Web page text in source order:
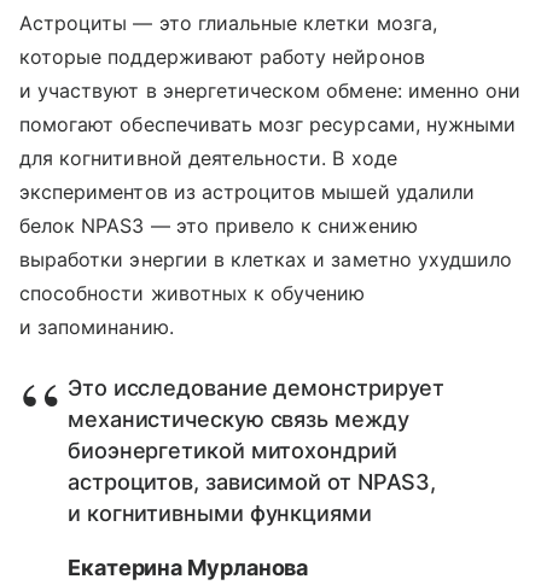
Астроциты — это глиальные клетки мозга,
которые поддерживают работу нейронов
и участвуют в энергетическом обмене: именно они
помогают обеспечивать мозг ресурсами, нужными
для когнитивной деятельности. В ходе
экспериментов из астроцитов мышей удалили
белок NPAS3 — это привело к снижению
выработки энергии в клетках и заметно ухудшило
способности животных к обучению
и запоминанию.
Это исследование демонстрирует
механистическую связь между
биоэнергетикой митохондрий
астроцитов, зависимой от NPAS3,
и когнитивными функциями
Екатерина Мурланова